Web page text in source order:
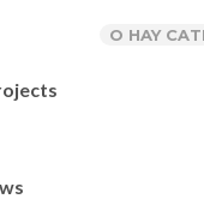
O HAY